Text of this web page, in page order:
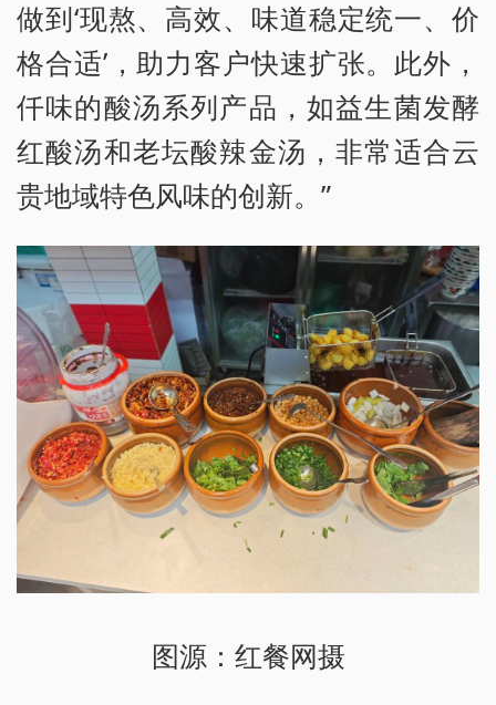
做到‘现熬、高效、味道稳定统一、价
格合适’，助力客户快速扩张。此外，
仟味的酸汤系列产品，如益生菌发酵
红酸汤和老坛酸辣金汤，非常适合云
贵地域特色风味的创新。”
图源：红餐网摄